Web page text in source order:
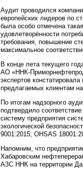
Аудит проводился
европейских лидеров по
была особо отмечена
удовлетворённости
требования, повышение
максимальное
В конце лета текущего
АО «ННК-
экспертов
предлагаемых клиентам
По итогам надзорного
подтвердило
систему предприятия
экологической
9001:2015; OHSAS
Напомним, что
Хабаровским
АЗС ННК на территории